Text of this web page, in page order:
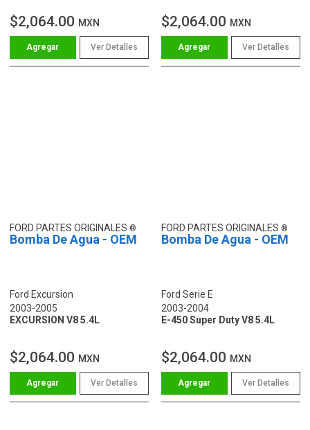
$2,064.00 MXN
Ver Detalles
$2,064.00 MXN
Ver Detalles
FORD PARTES ORIGINALES
Bomba De Agua - OEM
Ford Excursion
2003-2005
EXCURSION V8 5.4L
$2,064.00 MXN
Ver Detalles
FORD PARTES ORIGINALES
Bomba De Agua - OEM
Ford Serie E
2003-2004
E-450 Super Duty V8 5.4L
$2,064.00 MXN
Ver Detalles